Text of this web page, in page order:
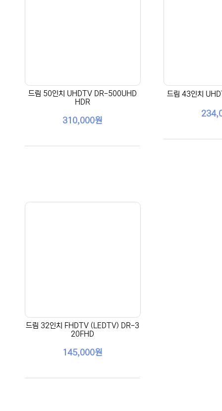
드림 50인치 UHDTV DR-500UHD
HDR
310,000원
드림 43인치
드림 32인치 FHDTV (LEDTV) DR-3
20FHD
145,000원